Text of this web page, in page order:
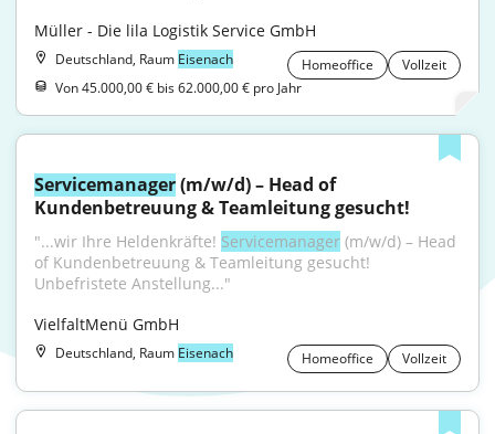
Müller - Die lila Logistik Service GmbH
Deutschland, Raum Eisenach Homeoffice
Vollzeit
Von 45.000,00 € bis 62.000,00 € pro Jahr
Servicemanager (m/w/d) – Head of
Kundenbetreuung & Teamleitung gesucht!
"...wir Ihre Heldenkräfte! Servicemanager (m/w/d) – Head
of Kundenbetreuung & Teamleitung gesucht!
Unbefristete Anstellung..."
VielfaltMenü GmbH
Deutschland, Raum Eisenach Homeoffice Vollzeit